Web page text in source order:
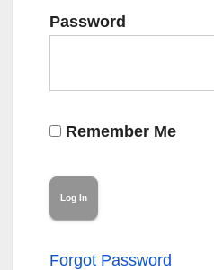
Password
Remember Me
Forgot Password